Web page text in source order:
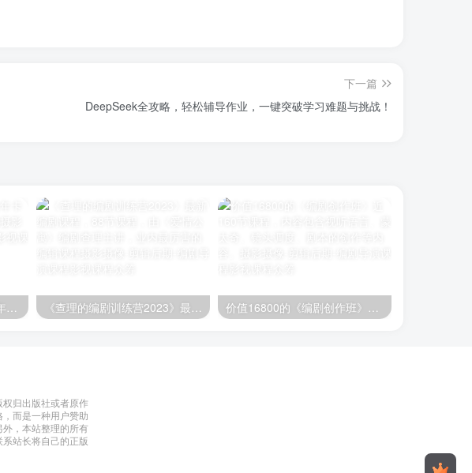
下一篇
DeepSeek全攻略，轻松辅导作业，一键突破学习难题与挑战！
大峰学院影视创作线上学习年卡会员，已更新到最新61期课程 《查理的编剧训练营2023》最新编剧课程，88节课程，由《爱情公寓》编剧查理主讲，业内最厉害的编辑课程 价值16800的《编剧创作班》近160节课程，内容包含视听语言、蒙太奇、镜头调度、剧本的创作等内容。
归出版社或者原作
而是一种用户赞助
，本站整理的所有
站长将自己的正版